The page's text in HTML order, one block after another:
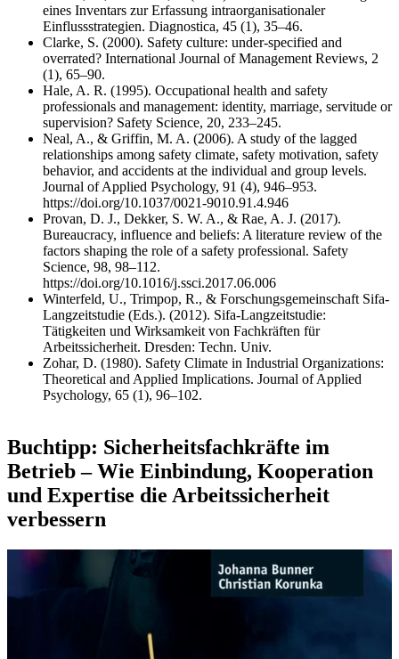
eines Inventars zur Erfassung intraorganisationaler
Einflussstrategien. Diagnostica, 45 (1), 35–46.
Clarke, S. (2000). Safety culture: under-specified and
overrated? International Journal of Management Reviews, 2
(1), 65–90.
Hale, A. R. (1995). Occupational health and safety
professionals and management: identity, marriage, servitude or
supervision? Safety Science, 20, 233–245.
Neal, A., & Griffin, M. A. (2006). A study of the lagged
relationships among safety climate, safety motivation, safety
behavior, and accidents at the individual and group levels.
Journal of Applied Psychology, 91 (4), 946–953.
https://doi.org/10.1037/0021-9010.91.4.946
Provan, D. J., Dekker, S. W. A., & Rae, A. J. (2017).
Bureaucracy, influence and beliefs: A literature review of the
factors shaping the role of a safety professional. Safety
Science, 98, 98–112.
https://doi.org/10.1016/j.ssci.2017.06.006
Winterfeld, U., Trimpop, R., & Forschungsgemeinschaft Sifa-
Langzeitstudie (Eds.). (2012). Sifa-Langzeitstudie:
Tätigkeiten und Wirksamkeit von Fachkräften für
Arbeitssicherheit. Dresden: Techn. Univ.
Zohar, D. (1980). Safety Climate in Industrial Organizations:
Theoretical and Applied Implications. Journal of Applied
Psychology, 65 (1), 96–102.
Buchtipp: Sicherheitsfachkräfte im
Betrieb – Wie Einbindung, Kooperation
und Expertise die Arbeitssicherheit
verbessern